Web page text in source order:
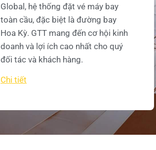
Global, hệ thống đặt vé máy bay
toàn cầu, đặc biệt là đường bay
Hoa Kỳ. GTT mang đến cơ hội kinh
doanh và lợi ích cao nhất cho quý
đối tác và khách hàng.
Chi tiết